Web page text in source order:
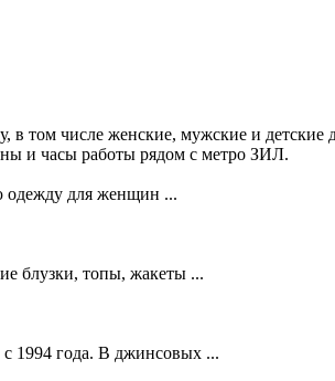
том числе женские, мужские и
и часы работы рядом с метро ЗИЛ.
одежду для женщин ...
блузки, топы, жакеты ...
1994 года. В джинсовых ...